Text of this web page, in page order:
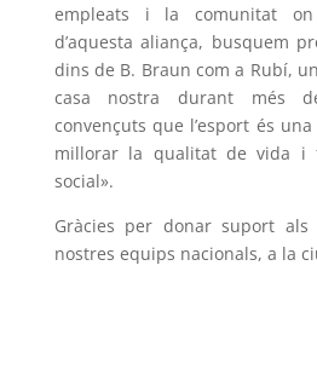
empleats i la comunitat
d’aquesta aliança, busquem
dins de B. Braun com a Rubí,
casa nostra durant més
convençuts que l’esport és
millorar la qualitat de vida i
social».
Gràcies per donar suport als
nostres equips nacionals, a la